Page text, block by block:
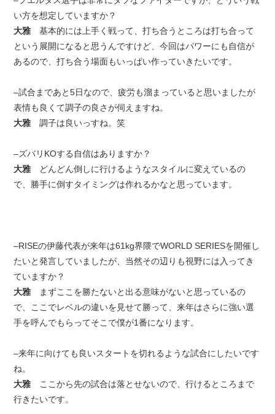
い方を想定していますか？
大雅基本的には上手く戦って、打ち合うところは打ち合って
という展開になると思うんですけど、今回はパワーにも自信が
あるので、打ち合う場面もいっぱい作っていきたいです。
–試合まであと5日なので、疲労も溜まっていると思いましたが
表情も良くて調子の良さが伺えますね。
大雅調子は良いっすね。笑
–ズバリKOする自信はありますか？
大雅どんどん倒しに行けるようなスタイルに変えているの
で、勝手に倒すタイミングは作れるかなと思っています。
–RISEの伊藤代表が来年は61kg界隈でWORLD SERIESを開催し
たいと発言していましたが、当然その辺りも視野には入ってき
ていますか？
大雅
まずここを勝たないと出る意味がないと思っているの
で、ここでレベルの違いを見せて勝って、来年はさらに強い選
手を呼んでもらってそこで僕が1番になります。
–来年に向けても良いスタートを切れるような試合にしたいです
ね。
大雅ここから先の試合は落とせないので、行けるところまで
行きたいです。